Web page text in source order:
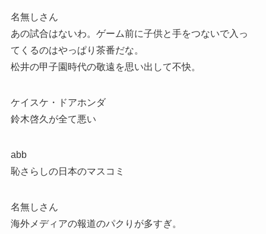
名無しさん
あの試合はないわ。ゲーム前に子供と手をつないで入っ
てくるのはやっぱり茶番だな。
松井の甲子園時代の敬遠を思い出して不快。
ケイスケ・ドアホンダ
鈴木啓久が全て悪い
abb
恥さらしの日本のマスコミ
名無しさん
海外メディアの報道のパクりが多すぎ。